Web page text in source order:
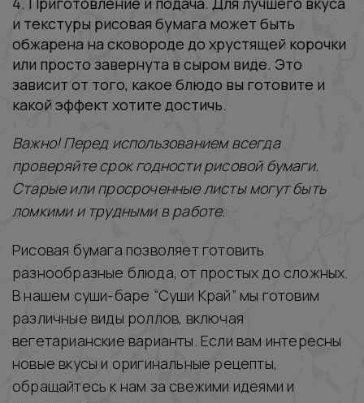
и текстуры рисовая бумага может быть
обжарена на сковороде до хрустящей корочки
или просто завернута в сыром виде. Это
зависит от того, какое блюдо вы готовите и
какой эффект хотите достичь.
Важно! Перед использованием всегда
проверяйте срок годности рисовой бумаги.
Старые или просроченные листы могут быть
ломкими и трудными в работе.
Рисовая бумага позволяет готовить
разнообразные блюда, от простых до сложных.
В нашем суши-баре “Суши Край” мы готовим
различные виды роллов, включая
вегетарианские варианты. Если вам интересны
новые вкусы и оригинальные рецепты,
обращайтесь к нам за свежими идеями и